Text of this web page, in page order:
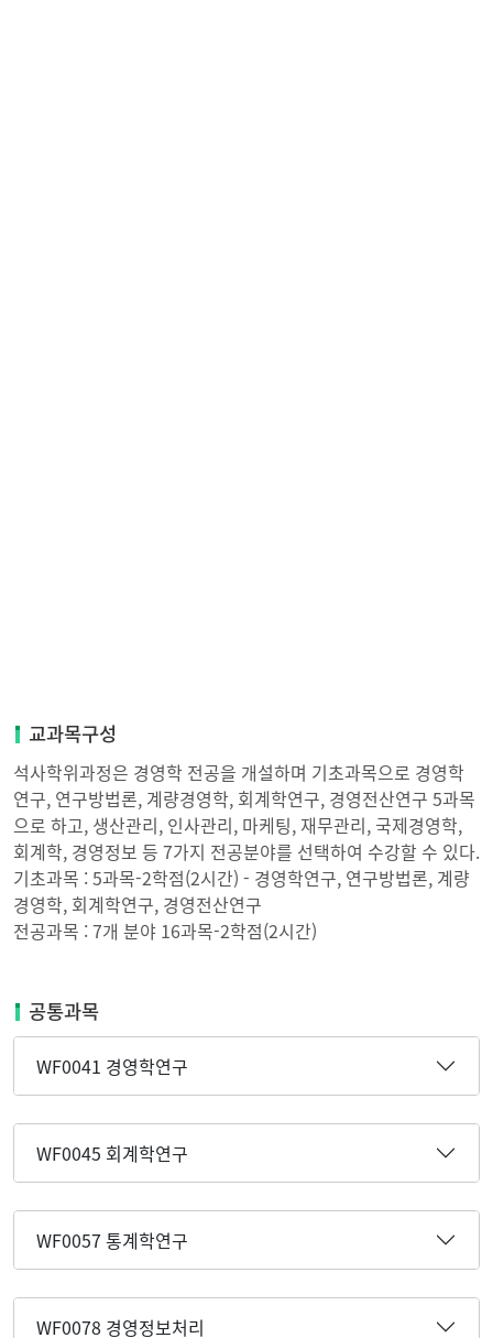
교과목구성
석사학위과정은 경영학 전공을 개설하며 기초과목으로 경영학
연구, 연구방법론, 계량경영학, 회계학연구, 경영전산연구 5과목
으로 하고, 생산관리, 인사관리, 마케팅, 재무관리, 국제경영학,
회계학, 경영정보 등 7가지 전공분야를 선택하여 수강할 수 있다.
기초과목 : 5과목-2학점(2시간) - 경영학연구, 연구방법론, 계량
경영학, 회계학연구, 경영전산연구
전공과목 : 7개 분야 16과목-2학점(2시간)
공통과목
WF0041 경영학연구
WF0045 회계학연구
WF0057 통계학연구
WF0078 경영정보처리